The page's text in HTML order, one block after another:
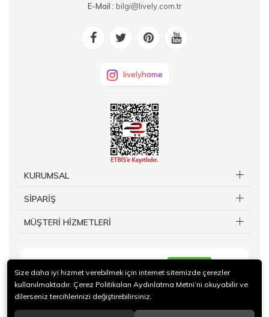
E-Mail : bilgi@lively.com.tr
livelyhome
KURUMSAL
SİPARİŞ
MÜŞTERİ HİZMETLERİ
Size daha iyi hizmet verebilmek için internet sitemizde çerezler
kullanılmaktadır. Çerez Politikaları Aydınlatma Metni’ni okuyabilir ve
dilerseniz tercihlerinizi değiştirebilirsiniz.